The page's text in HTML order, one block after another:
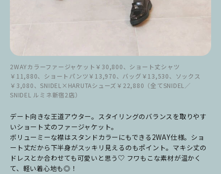
2WAYカラーファージャケット￥30,800、ショート丈シャツ
￥11,880、ショートパンツ￥13,970、バッグ￥13,530、ソックス
￥3,080、SNIDEL×HARUTAシューズ￥22,880（全てSNIDEL／
SNIDEL ルミネ新宿2店）
デート向きな王道アウター。スタイリングのバランスを取りやす
いショート丈のファージャケット。
ボリューミーな襟はスタンドカラーにもできる2WAY仕様。ショ
ート丈だから下半身がスッキリ見えるのもポイント。マキシ丈の
ドレスとか合わせても可愛いと思う♡ フワもこな素材が温かく
て、軽い着心地も◎！